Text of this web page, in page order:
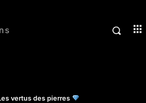
vertus des pierres